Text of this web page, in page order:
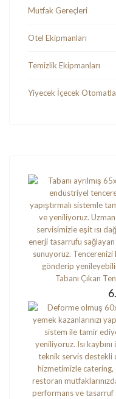
Mutfak Gereçleri
Otel Ekipmanları
Temizlik Ekipmanları
Yiyecek İçecek
Tabanı Çıkan